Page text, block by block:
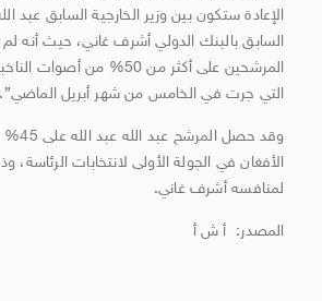
الإعادة ستكون بين وزير الخارجية السابق عبد
السابق بالبنك الدولي أشرف غاني، حيث أنه
المرشحين على أكثر من 50% من
التي جرت في الخامس من شهر أبريل الماضي”.
وقد حصل
لمنافسه أشرف غاني.
المصدر: أ ش أ